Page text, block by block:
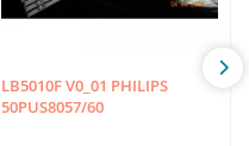
LB5010F V0_01 PHILIPS
50PUS8057/60